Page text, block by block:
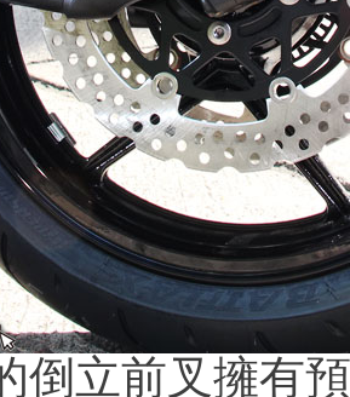
倒立前叉擁有